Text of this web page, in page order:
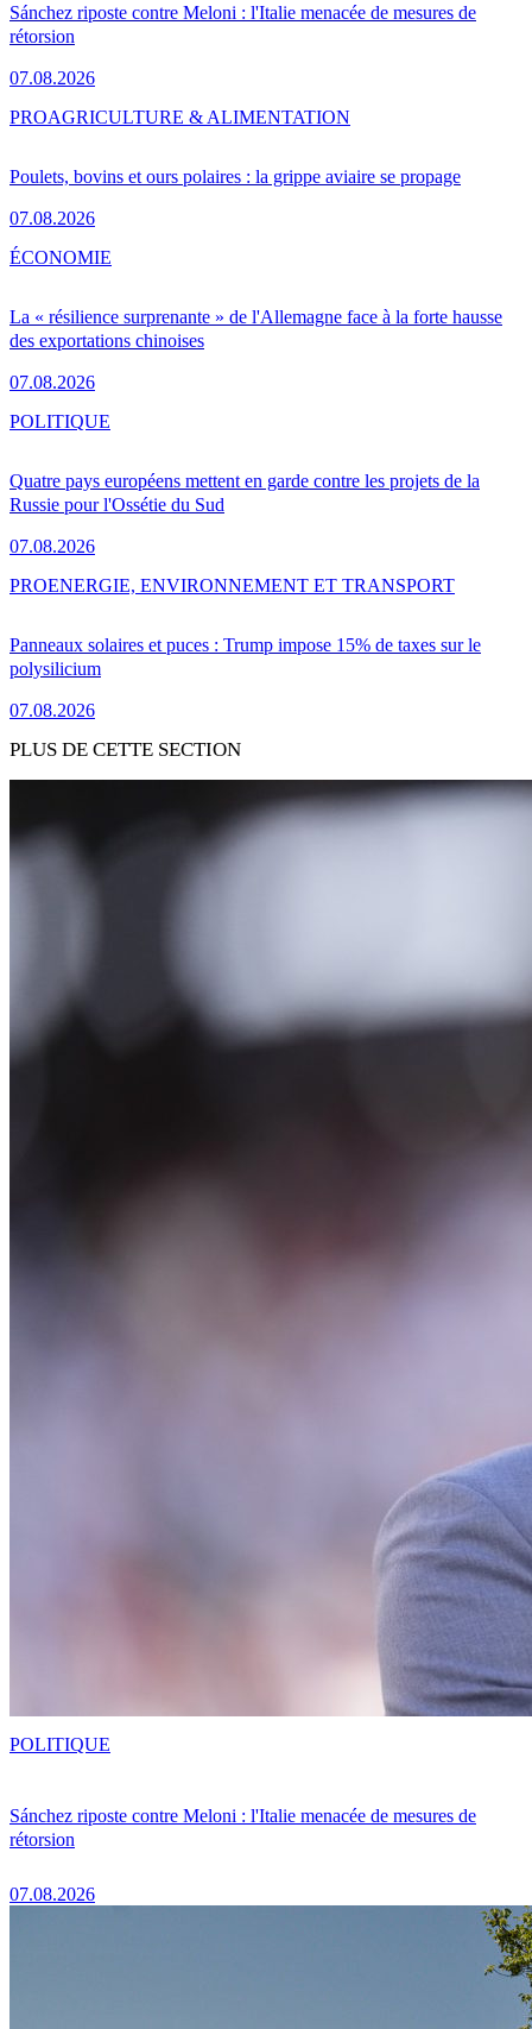
Sánchez riposte contre Meloni : l'Italie menacée de mesures de
rétorsion
07.08.2026
Poulets, bovins et ours polaires : la grippe aviaire se propage
07.08.2026
PROAGRICULTURE & ALIMENTATION
La « résilience surprenante » de l'Allemagne face à la forte hausse
des exportations chinoises
07.08.2026
ÉCONOMIE
Quatre pays européens mettent en garde contre les projets de la
Russie pour l'Ossétie du Sud
07.08.2026
POLITIQUE
Panneaux solaires et puces : Trump impose 15% de taxes sur le
polysilicium
07.08.2026
PROENERGIE, ENVIRONNEMENT ET TRANSPORT
PLUS DE CETTE SECTION
Sánchez riposte contre Meloni : l'Italie menacée de mesures de
rétorsion
07.08.2026
POLITIQUE